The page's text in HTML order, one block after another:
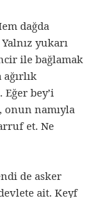
dağda
yukarı
ile bağlamak
bey’i
onun namıyla
et. Ne
de asker
ait. Keyf